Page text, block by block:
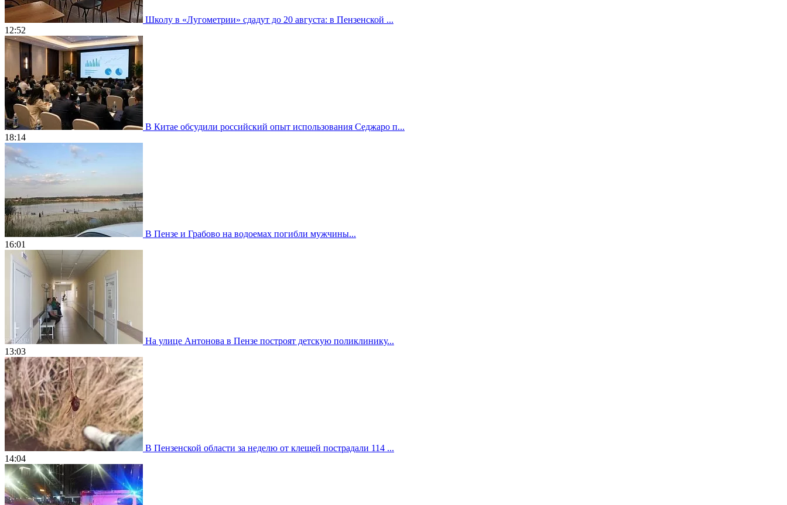
Школу в «Лугометрии» сдадут до 20 августа: в Пензенской ...
12:52
В Китае обсудили российский опыт использования Седжаро п...
18:14
В Пензе и Грабово на водоемах погибли мужчины...
16:01
На улице Антонова в Пензе построят детскую поликлинику...
13:03
В Пензенской области за неделю от клещей пострадали 114 ...
14:04